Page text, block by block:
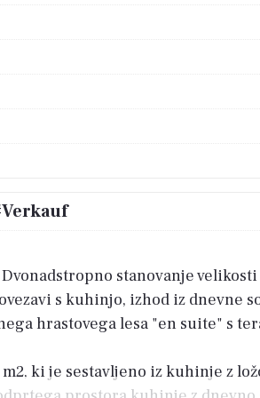
stanovanje velikosti
s kuhinjo, izhod iz dnevne
hrastovega lesa "en suite" s
ki je sestavljeno iz kuhinje z